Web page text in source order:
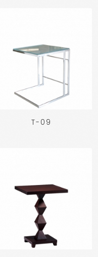
T-09